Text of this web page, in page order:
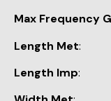
Max Frequency
Length Met:
Length Imp: